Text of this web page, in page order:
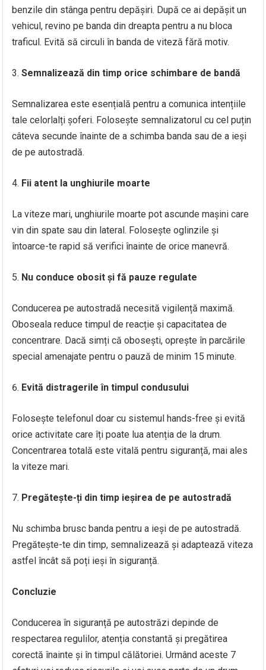
benzile din stânga pentru depășiri. După ce ai depășit un
vehicul, revino pe banda din dreapta pentru a nu bloca
traficul. Evită să circuli în banda de viteză fără motiv.
Semnalizează din timp orice schimbare de bandă
Semnalizarea este esențială pentru a comunica intențiile
tale celorlalți șoferi. Folosește semnalizatorul cu cel puțin
câteva secunde înainte de a schimba banda sau de a ieși
de pe autostradă.
Fii atent la unghiurile moarte
La viteze mari, unghiurile moarte pot ascunde mașini care
vin din spate sau din lateral. Folosește oglinzile și
întoarce-te rapid să verifici înainte de orice manevră.
Nu conduce obosit și fă pauze regulate
Conducerea pe autostradă necesită vigilență maximă.
Oboseala reduce timpul de reacție și capacitatea de
concentrare. Dacă simți că obosești, oprește în parcările
special amenajate pentru o pauză de minim 15 minute.
Evită distragerile în timpul condusului
Folosește telefonul doar cu sistemul hands-free și evită
orice activitate care îți poate lua atenția de la drum.
Concentrarea totală este vitală pentru siguranță, mai ales
la viteze mari.
Pregătește-ți din timp ieșirea de pe autostradă
Nu schimba brusc banda pentru a ieși de pe autostradă.
Pregătește-te din timp, semnalizează și adaptează viteza
astfel încât să poți ieși în siguranță.
Concluzie
Conducerea în siguranță pe autostrăzi depinde de
respectarea regulilor, atenția constantă și pregătirea
corectă înainte și în timpul călătoriei. Urmând aceste 7